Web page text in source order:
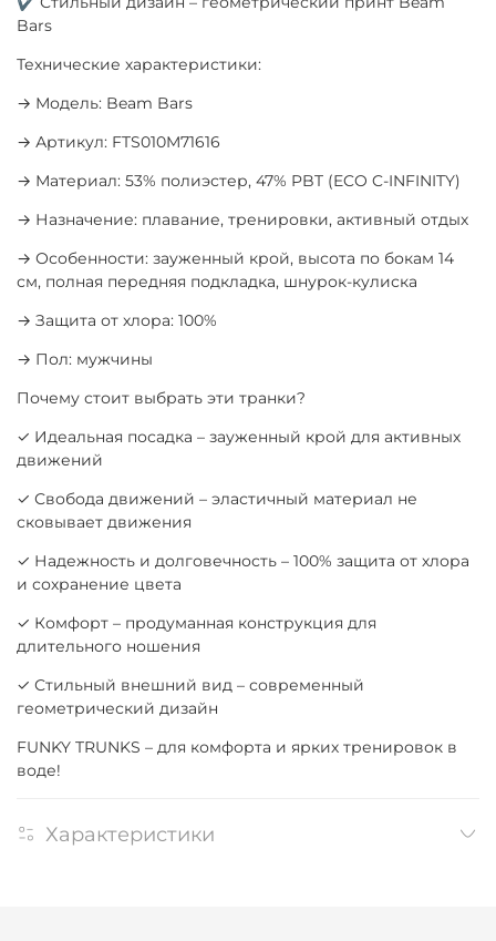
Bars
Технические характеристики:
→ Модель: Beam Bars
→ Артикул: FTS010M71616
→ Материал: 53% полиэстер, 47% PBT (ECO C-INFINITY)
→ Назначение: плавание, тренировки, активный отдых
→ Особенности: зауженный крой, высота по бокам 14
см, полная передняя подкладка, шнурок-кулиска
→ Защита от хлора: 100%
→ Пол: мужчины
Почему стоит выбрать эти транки?
✓ Идеальная посадка – зауженный крой для активных
движений
✓ Свобода движений – эластичный материал не
сковывает движения
✓ Надежность и долговечность – 100% защита от хлора
и сохранение цвета
✓ Комфорт – продуманная конструкция для
длительного ношения
✓ Стильный внешний вид – современный
геометрический дизайн
FUNKY TRUNKS – для комфорта и ярких тренировок в
воде!
Характеристики